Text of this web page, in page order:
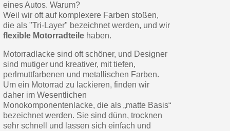
eines Autos. Warum?
Weil wir oft auf komplexere Farben stoßen,
die als "Tri-Layer" bezeichnet werden, und wir
flexible Motorradteilehaben.
Motorradlacke sind oft schöner, und Designer
sind mutiger und kreativer, mit tiefen,
perlmuttfarbenen und metallischen Farben.
Um ein Motorrad zu lackieren, finden wir
daher im Wesentlichen
Monokomponentenlacke, die als „matte Basis“
bezeichnet werden. Sie sind dünn, trocknen
sehr schnell und lassen sich einfach und